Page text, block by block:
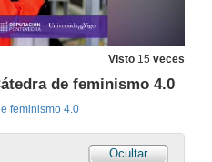
Visto 15 veces
de feminismo 4.0
feminismo 4.0
Ocultar